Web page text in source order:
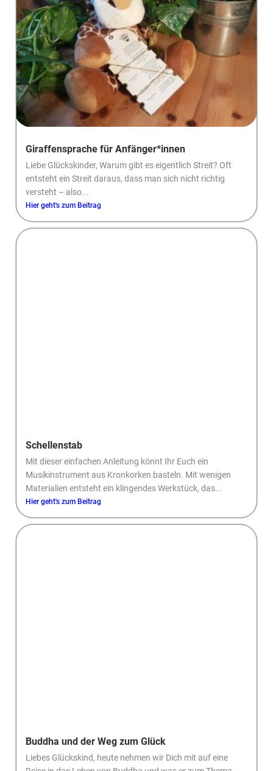
Giraffensprache für Anfänger*innen
Liebe Glückskinder, Warum gibt es eigentlich Streit? Oft
entsteht ein Streit daraus, dass man sich nicht richtig
versteht – also...
Hier geht's zum Beitrag
Schellenstab
Mit dieser einfachen Anleitung könnt Ihr Euch ein
Musikinstrument aus Kronkorken basteln. Mit wenigen
Materialien entsteht ein klingendes Werkstück, das...
Hier geht's zum Beitrag
Buddha und der Weg zum Glück
Liebes Glückskind, heute nehmen wir Dich mit auf eine